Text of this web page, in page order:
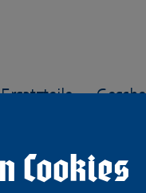
Cookies
Ersatzteile